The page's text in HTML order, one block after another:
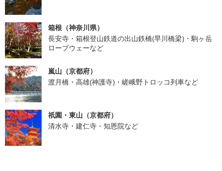
箱根（神奈川県）
長安寺・箱根登山鉄道の出山鉄橋(早川橋梁)・駒ヶ岳
ロープウェーなど
嵐山（京都府）
渡月橋・高雄(神護寺)・嵯峨野トロッコ列車など
祇園・東山（京都府）
清水寺・建仁寺・知恩院など